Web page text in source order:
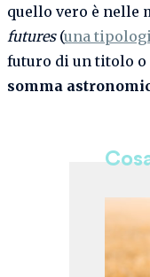
quello vero è nelle
futures(una
futuro di un titolo o
somma